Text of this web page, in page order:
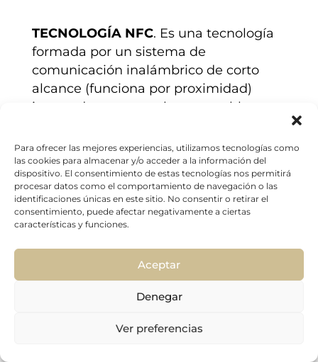
Para ofrecer las mejores experiencias, utilizamos tecnologías como
las cookies para almacenar y/o acceder a la información del
dispositivo. El consentimiento de estas tecnologías nos permitirá
procesar datos como el comportamiento de navegación o las
identificaciones únicas en este sitio. No consentir o retirar el
consentimiento, puede afectar negativamente a ciertas
características y funciones.
Aceptar
Denegar
Ver preferencias
TECNOLOGÍA NFC. Es una tecnología
formada por un sistema de
comunicación inalámbrico de corto
alcance (funciona por proximidad)
integrada en smartphones y tablets.
comunicarse entre sí de manera
cómoda y eficaz, simplemente
acercando uno al otro. Su virtud sería
ahorrar tiempo y esfuerzo al emparejar
dos aparatos.
NFC es la tecnología del futuro, que se
implanta para pagar en los
establecimientos, para vincular
distintos dispositivos de manera rápida
documento entre dispositivos. Esta